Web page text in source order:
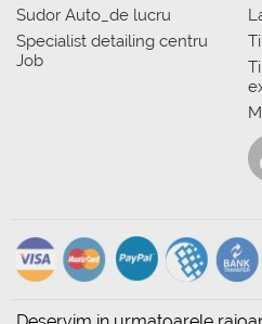
Sudor Auto_de lucru
Specialist detailing centru
Job